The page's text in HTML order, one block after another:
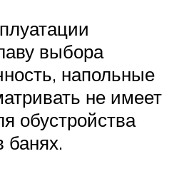
выбора
напольные
не имеет
обустройства
банях.